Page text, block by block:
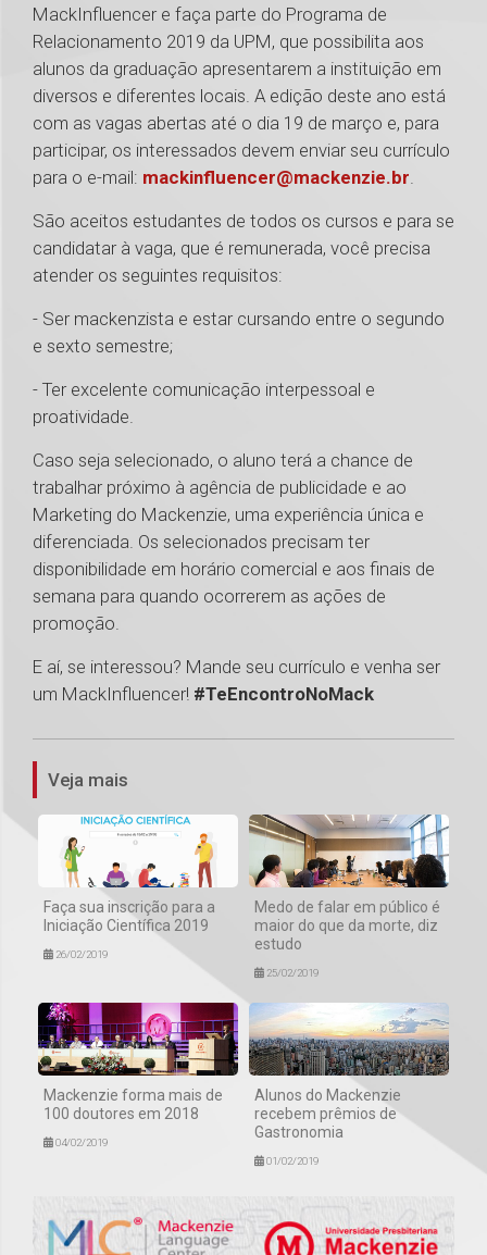
MackInfluencer e faça parte do Programa de
Relacionamento 2019 da UPM, que possibilita aos
alunos da graduação apresentarem a instituição em
diversos e diferentes locais. A edição deste ano está
com as vagas abertas até o dia 19 de março e, para
participar, os interessados devem enviar seu currículo
para o e-mail: mackinfluencer@mackenzie.br.
São aceitos estudantes de todos os cursos e para se
candidatar à vaga, que é remunerada, você precisa
atender os seguintes requisitos:
- Ser mackenzista e estar cursando entre o segundo
e sexto semestre;
- Ter excelente comunicação interpessoal e
proatividade.
Caso seja selecionado, o aluno terá a chance de
trabalhar próximo à agência de publicidade e ao
Marketing do Mackenzie, uma experiência única e
diferenciada. Os selecionados precisam ter
disponibilidade em horário comercial e aos finais de
semana para quando ocorrerem as ações de
promoção.
E aí, se interessou? Mande seu currículo e venha ser
um MackInfluencer! #TeEncontroNoMack
1
Veja mais
Faça sua inscrição para a
Iniciação Científica 2019
26/02/2019
Medo de falar em público é
maior do que da morte, diz
estudo
25/02/2019
Mackenzie forma mais de
100 doutores em 2018
04/02/2019
Alunos do Mackenzie
recebem prêmios de
Gastronomia
01/02/2019